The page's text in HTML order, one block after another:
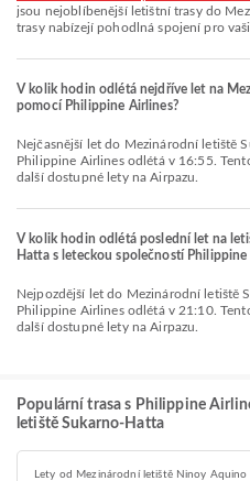
jsou nejoblíbenější letištní trasy do
trasy nabízejí pohodlná spojení pro vaši
V kolik hodin odlétá nejdříve let na
pomocí Philippine Airlines?
Nejčasnější let do Mezinárodní letiště Sukarno-Hatta se společností
Philippine Airlines odlétá v 16:55.
další dostupné lety na Airpazu.
V kolik hodin odlétá poslední let na
Hatta s leteckou společností Philippine
Nejpozdější let do Mezinárodní letiště Sukarno-Hatta se společností
Philippine Airlines odlétá v 21:10.
další dostupné lety na Airpazu.
Populární trasa s Philippine
letiště Sukarno-Hatta
Lety od Mezinárodní letiště Ninoy